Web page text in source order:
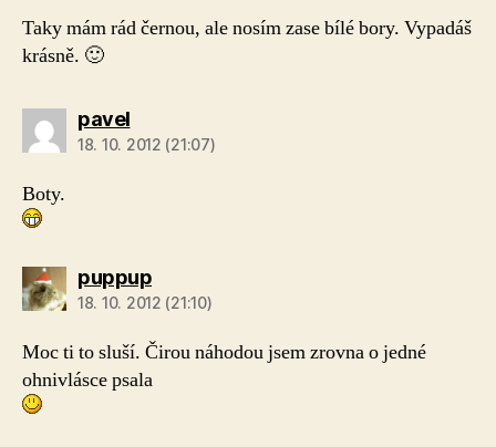
Taky mám rád černou, ale nosím zase bílé bory. Vypadáš
krásně. 🙂
pavel
18. 10. 2012 (21:07)
Boty.
puppup
18. 10. 2012 (21:10)
Moc ti to sluší. Čirou náhodou jsem zrovna o jedné
ohnivlásce psala